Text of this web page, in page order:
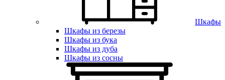
Шкафы
Шкафы из березы
Шкафы из бука
Шкафы из дуба
Шкафы из сосны